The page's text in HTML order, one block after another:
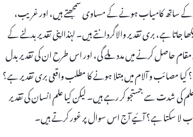
کے ساتھ کامیاب ہونے کے مساوی سمجھتے ہیں، اور غریب،
ہے، بری تقدیر والاگردانتے ہیں۔ لہٰذااپنی تقدیر بدلنے کے
مقام حاصل کرنے میں مدد ملے گی، اور اس طرح ان کی تقدیر بدل
کیا مصائب و آلام میں مبتلا ہونے کا مطلب واقعی بری تقدیر ہے؟
کی شدت سے جستجو کر رہے ہیں۔ لیکن کیا علم انسان کی تقدیر
لا سکتا ہے؟ آئیے آج اس سوال پر غور کرتے ہیں۔